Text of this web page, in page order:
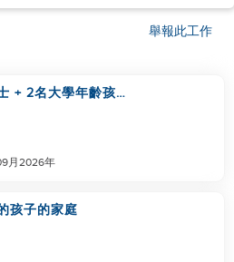
舉報此工作
+ 2名大學年齡孩子
月2026年
孩子的家庭